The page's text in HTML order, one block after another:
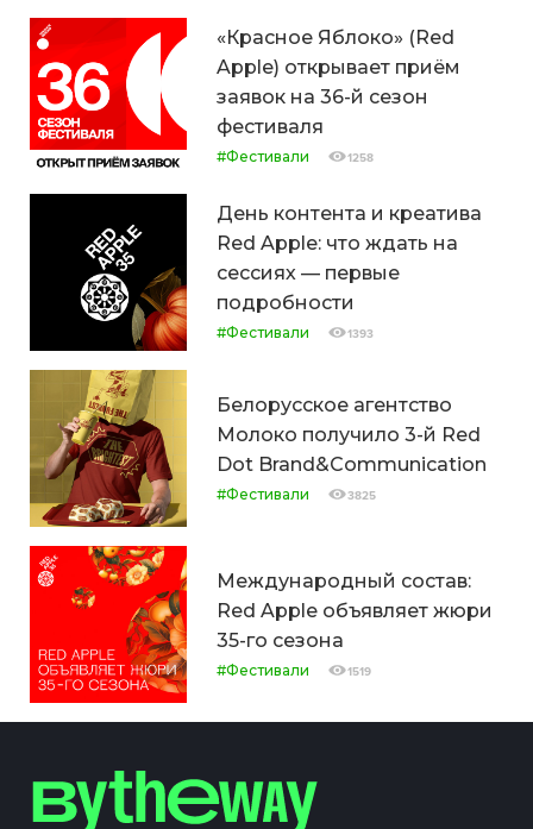
«Красное Яблоко» (Red
Apple) открывает приём
заявок на 36-й сезон
фестиваля
#Фестивали 1258
День контента и креатива
Red Apple: что ждать на
сессиях — первые
подробности
#Фестивали 1393
Белорусское агентство
Молоко получило 3-й Red
Dot Brand&Communication
#Фестивали 3825
Международный состав:
Red Apple объявляет жюри
35-го сезона
#Фестивали 1519